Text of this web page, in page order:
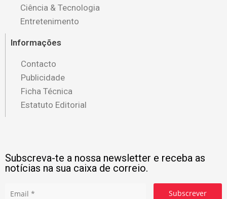
Ciência & Tecnologia
Entretenimento
Informações
Contacto
Publicidade
Ficha Técnica
Estatuto Editorial
Subscreva-te a nossa newsletter e receba as
notícias na sua caixa de correio.
Subscrever